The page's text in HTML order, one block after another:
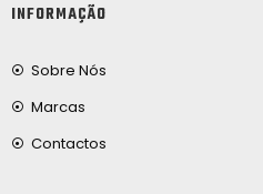
INFORMAÇÃO
Sobre Nós
Marcas
Contactos